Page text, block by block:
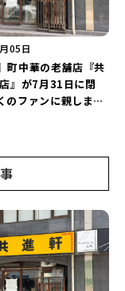
05日
町中華の老舗店『共
』が7月31日に閉
ファンに親しまれ